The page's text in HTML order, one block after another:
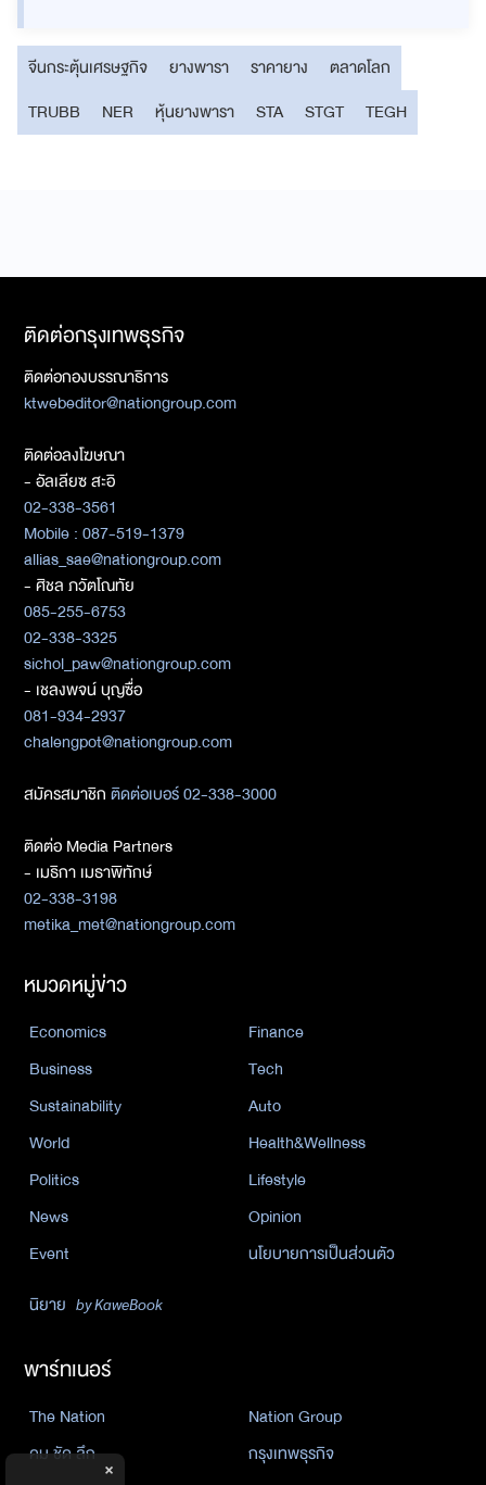
จีนกระตุ้นเศรษฐกิจ ยางพารา ราคายาง
ตลาดโลก
TRUBB
NER หุ้นยางพารา STA STGT TEGH
ติดต่อกรุงเทพธุรกิจ
ติดต่อกองบรรณาธิการ
ktwebeditor@nationgroup.com
ติดต่อลงโฆษณา
- อัลเลียซ สะอิ
02-338-3561
Mobile : 087-519-1379
allias_sae@nationgroup.com
- ศิชล ภวัตโณทัย
085-255-6753
02-338-3325
sichol_paw@nationgroup.com
- เชลงพจน์ บุญซื่อ
081-934-2937
chalengpot@nationgroup.com
สมัครสมาชิกติดต่อเบอร์ 02-338-3000
ติดต่อ Media Partners
- เมธิกา เมธาพิทักษ์
02-338-3198
metika_met@nationgroup.com
หมวดหมู่ข่าว
Economics
Finance
Business
Tech
Sustainability
Auto
World
Health&Wellness
Politics
Lifestyle
News
Opinion
Event
นโยบายการเป็นส่วนตัว
นิยาย by KaweBook
พาร์ทเนอร์
The Nation
Nation Group
คม ชัด ลึก
กรุงเทพธุรกิจ
×